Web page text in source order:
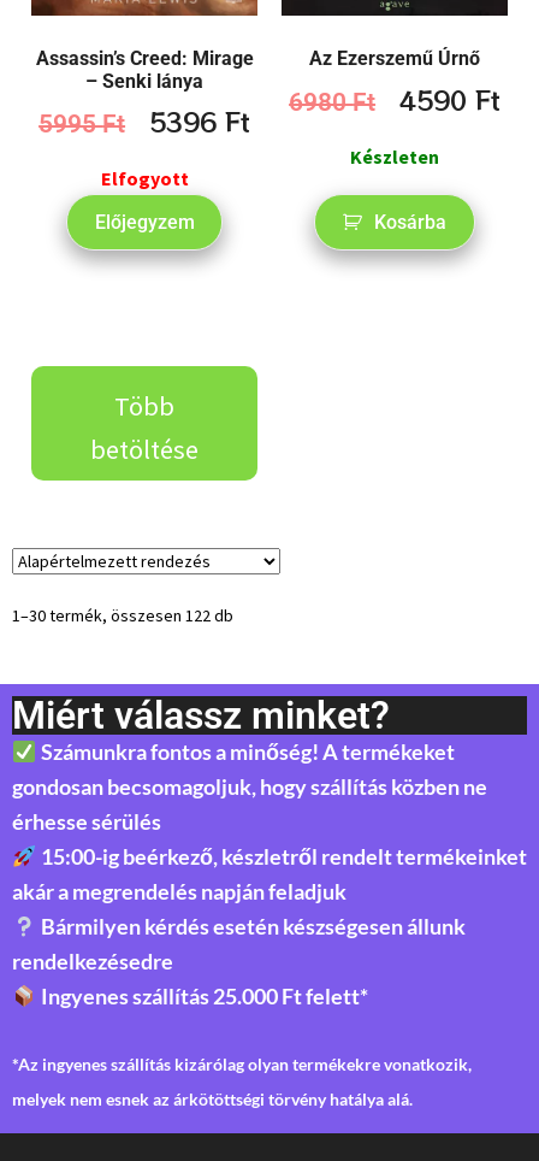
Assassin’s Creed: Mirage
– Senki lánya
5995Ft 5396 Ft
Elfogyott
Előjegyzem
Az Ezerszemű Úrnő
6980Ft 4590 Ft
Készleten
Kosárba
Több
betöltése
1–30 termék, összesen 122 db
Miért válassz minket?
Számunkra fontos a minőség! A termékeket
gondosan becsomagoljuk, hogy szállítás közben ne
érhesse sérülés
15:00-ig beérkező, készletről rendelt termékeinket
akár a megrendelés napján feladjuk
Bármilyen kérdés esetén készségesen állunk
rendelkezésedre
Ingyenes szállítás 25.000 Ft felett*
*Az ingyenes szállítás kizárólag olyan termékekre vonatkozik,
melyek nem esnek az árkötöttségi törvény hatálya alá.